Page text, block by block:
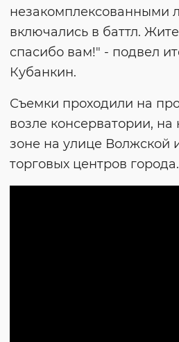
незакомплексованными
включались в баттл.
спасибо вам!" - подвел
Кубанкин.
Съемки проходили на
возле консерватории,
зоне на улице Волжской
торговых центров города.